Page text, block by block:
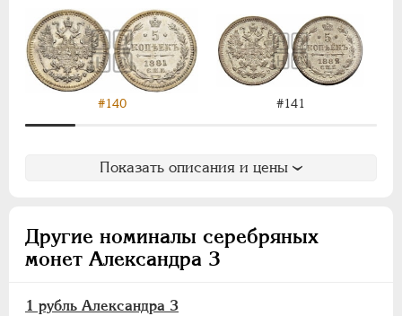
#140 #141
Показать описания и цены
Другие номиналы серебряных
монет Александра 3
1 рубль Александра 3
10 копеек
5 копеек
Медь
Памятные и донативные
Аффинажные слитки
ВРЕМЕННОЕ ПРАВ.
ИНОСТРАННЫЕ 1768-1918